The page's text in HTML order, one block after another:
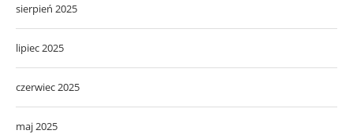
sierpień 2025
lipiec 2025
czerwiec 2025
maj 2025